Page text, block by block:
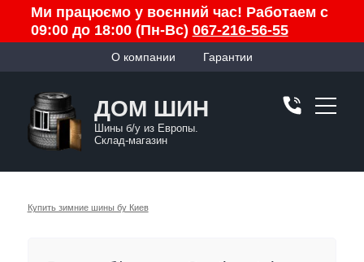
Ми працюємо у воєнний час! Работаем с
09:00 до 18:00 (Пн-Вс) 067-216-56-55
О компании Гарантии
ДОМ ШИН
Шины б/у из Европы.
Склад-магазин
Купить зимние шины бу Киев